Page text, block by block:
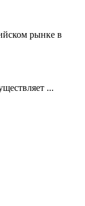
рынке в
...